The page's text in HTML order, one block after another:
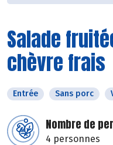
Salade
chèvre frais
Entrée Sans porc
Nombre de
4 personnes